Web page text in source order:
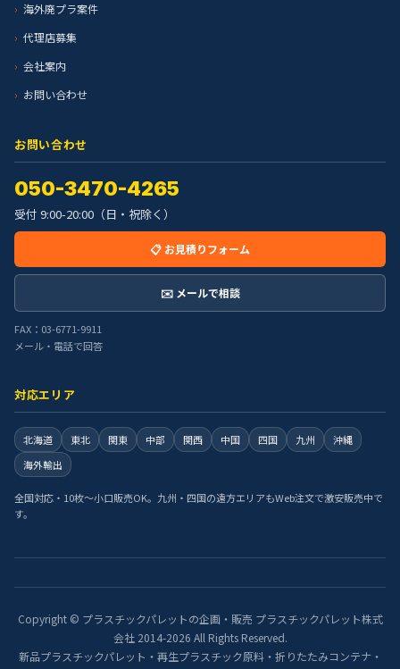
海外廃プラ案件
代理店募集
会社案内
お問い合わせ
お問い合わせ
050-3470-4265
受付 9:00-20:00（日・祝除く）
📋 お見積りフォーム
✉️ メールで相談
FAX：03-6771-9911
メール・電話で回答
対応エリア
北海道 東北 関東 中部 関西 中国 四国 九州
沖縄
海外輸出
全国対応・10枚〜小口販売OK。九州・四国の遠方エリアもWeb注文で激安販売中で
す。
Copyright © プラスチックパレットの企画・販売 プラスチックパレット株式
会社 2014-2026 All Rights Reserved.
新品プラスチックパレット・再生プラスチック原料・折りたたみコンテナ・